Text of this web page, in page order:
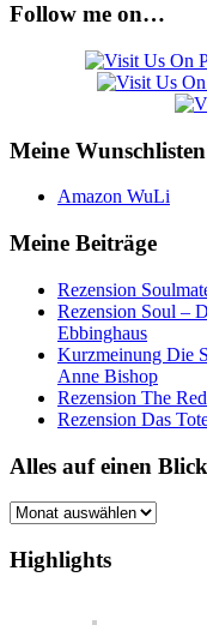
Follow me on…
Meine Wunschlisten
Amazon WuLi
Meine Beiträge
Rezension
Rezension Soul –
Ebbinghaus
Kurzmeinung Die
Anne Bishop
Rezension The
Rezension Das
Alles auf einen Blick
Alles
einen
Blick
Highlights